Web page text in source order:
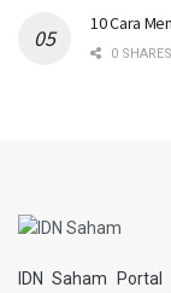
10 Cara
0 SHARES
IDN Saham